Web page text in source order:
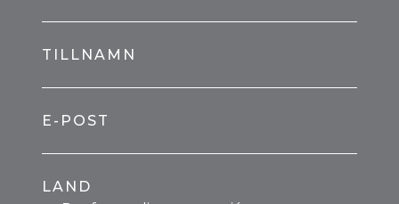
TILLNAMN
E-POST
LAND